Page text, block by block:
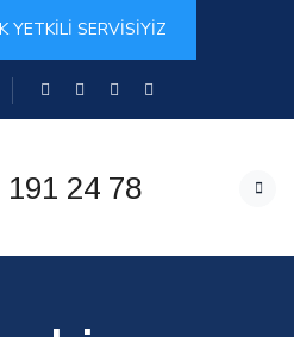
YETKİLİ SERVİSİYİZ